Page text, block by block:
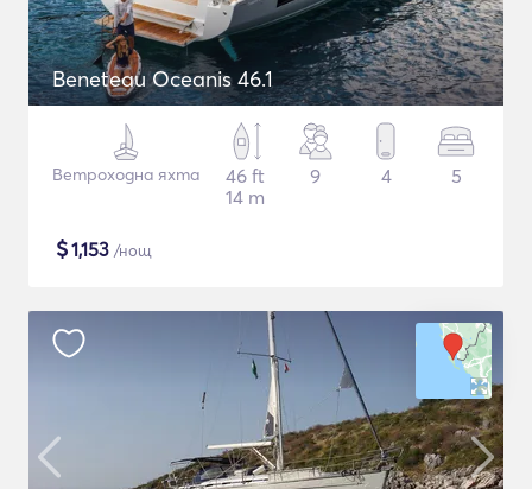
Beneteau Oceanis 46.1
Ветроходна яхта
46 ft
14 m
9 4 5
$1,153 /нощ